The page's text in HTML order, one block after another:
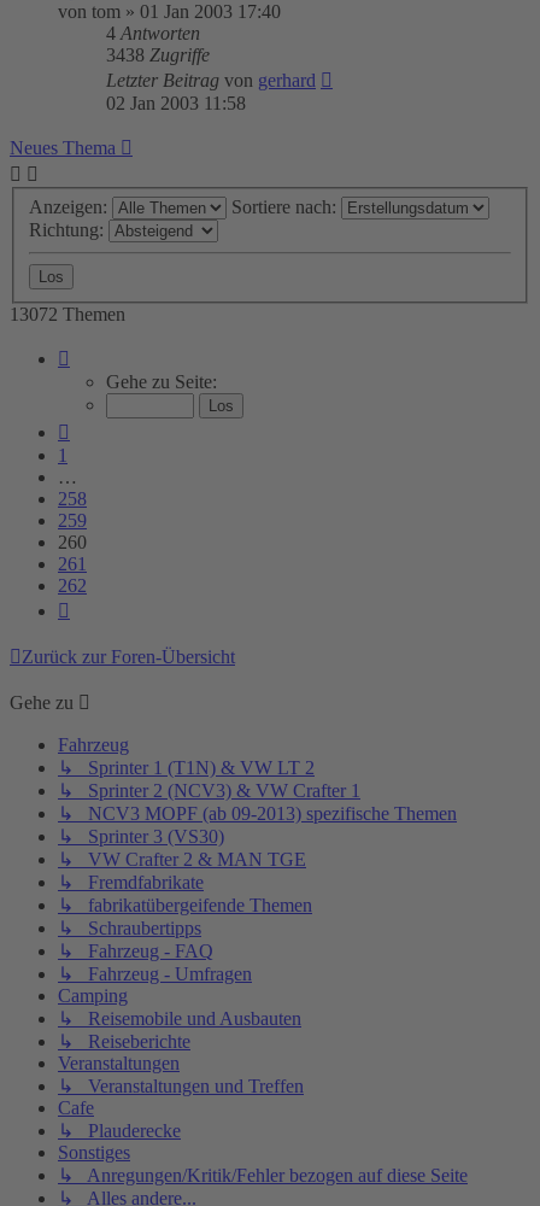
von tom » 01 Jan 2003 17:40
4 Antworten
3438 Zugriffe
Letzter Beitrag von gerhard
02 Jan 2003 11:58
Neues Thema
Anzeigen:
Sortiere nach:
Richtung:
13072 Themen
260
von
Gehe zu Seite:
1
…
258
259
260
261
262
Zurück zur Foren-Übersicht
Gehe zu
Fahrzeug
↳ Sprinter 1 (T1N) & VW LT 2
↳ Sprinter 2 (NCV3) & VW Crafter 1
↳ NCV3 MOPF (ab 09-2013) spezifische Themen
↳ Sprinter 3 (VS30)
↳ VW Crafter 2 & MAN TGE
↳ Fremdfabrikate
↳ fabrikatübergeifende Themen
↳ Schraubertipps
↳ Fahrzeug - FAQ
↳ Fahrzeug - Umfragen
Camping
↳ Reisemobile und Ausbauten
↳ Reiseberichte
Veranstaltungen
↳ Veranstaltungen und Treffen
Cafe
↳ Plauderecke
Sonstiges
↳ Anregungen/Kritik/Fehler bezogen auf diese Seite
↳ Alles andere...